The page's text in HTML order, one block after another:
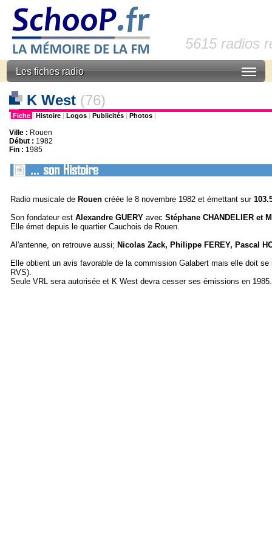
5615 radios
Les fiches radio
K West (76)
| Fiche | Histoire | Logos | Publicités | Photos |
Ville : Rouen
Début : 1982
Fin : 1985
Radio musicale de Rouen créée le 8 novembre 1982 et émettant sur
Son fondateur est Alexandre GUERY avec Stéphane CHANDELIER et
Elle émet depuis le quartier Cauchois de Rouen.
Al'antenne, on retrouve aussi; Nicolas Zack, Philippe FEREY, Pascal
Elle obtient un avis favorable de la commission Galabert mais elle doit
RVS).
Seule VRL sera autorisée et K West devra cesser ses émissions en 1985.